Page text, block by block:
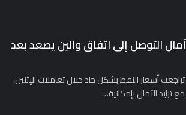
التوصل إلى اتفاق والين يصعد بعد
تراجعت أسعار النفط بشكل حاد خلال تعاملات الإثنين،
مع تزايد الآمال بإمكانية…